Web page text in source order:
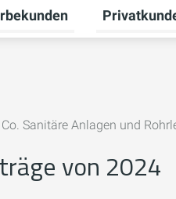
Untermenü
Sanitäre Anlagen und
von 2024